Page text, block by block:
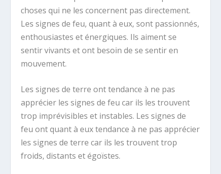
choses qui ne les concernent pas directement.
Les signes de feu, quant à eux, sont passionnés,
enthousiastes et énergiques. Ils aiment se
sentir vivants et ont besoin de se sentir en
mouvement.
Les signes de terre ont tendance à ne pas
apprécier les signes de feu car ils les trouvent
trop imprévisibles et instables. Les signes de
feu ont quant à eux tendance à ne pas apprécier
les signes de terre car ils les trouvent trop
froids, distants et égoïstes.